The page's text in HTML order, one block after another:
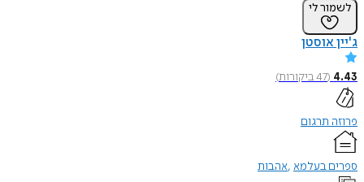
לשמור לי
ג'יין אוסטן
4.43
(
47ביקורות)
פרוזה תרגום
ספרים בעלמא אהבות